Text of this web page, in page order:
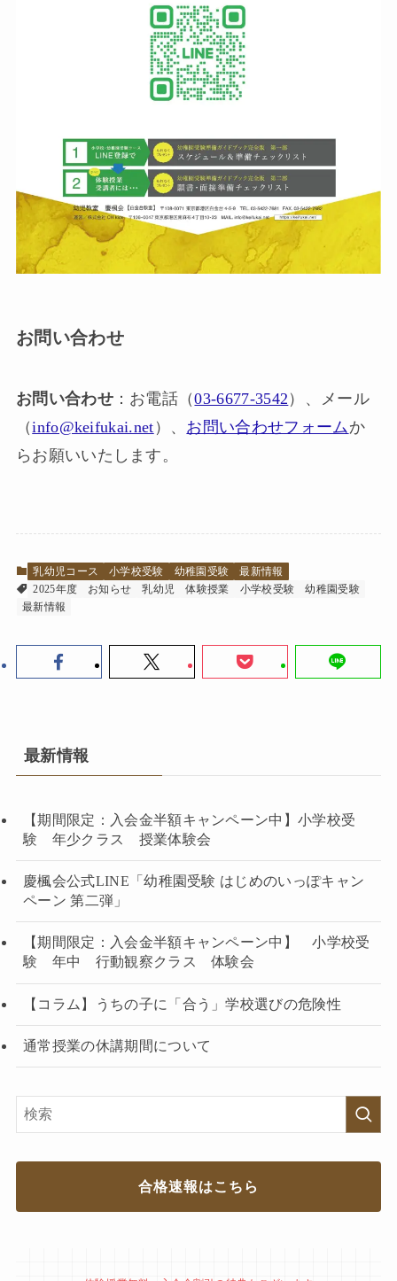
お問い合わせ
お問い合わせ：お電話（03-6677-3542 ）、メール
（info@keifukai.net ）、 お問い合わせフォームか
らお願いいたします。
乳幼児コース 小学校受験 幼稚園受験
最新情報
2025年度
お知らせ 乳幼児 体験授業 小学校受験
幼稚園受験
最新情報
最新情報
【期間限定：入会金半額キャンペーン中】小学校受
験 年少クラス 授業体験会
慶楓会公式LINE「幼稚園受験 はじめのいっぽキャン
ペーン 第二弾」
【期間限定：入会金半額キャンペーン中】 小学校受
験 年中 行動観察クラス 体験会
【コラム】うちの子に「合う」学校選びの危険性
通常授業の休講期間について
合格速報はこちら